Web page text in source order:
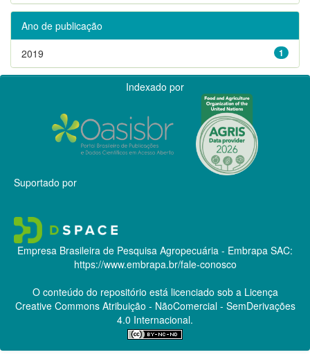
Ano de publicação
1
2019
Indexado por
Suportado por
Empresa Brasileira de Pesquisa Agropecuária - Embrapa SAC:
https://www.embrapa.br/fale-conosco
O conteúdo do repositório está licenciado sob a Licença
Creative CommonsAtribuição - NãoComercial - SemDerivações
4.0 Internacional.